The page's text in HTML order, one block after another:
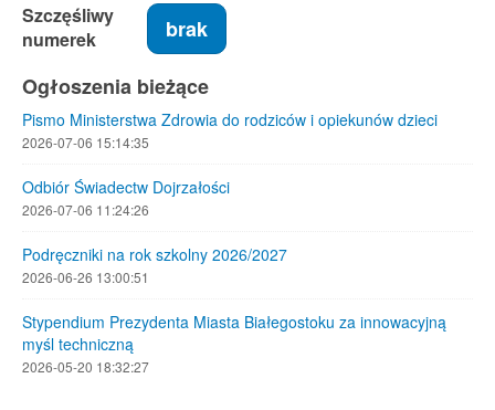
Szczęśliwy
numerek
brak
Ogłoszenia bieżące
Pismo Ministerstwa Zdrowia do rodziców i opiekunów dzieci
2026-07-06 15:14:35
Odbiór Świadectw Dojrzałości
2026-07-06 11:24:26
Podręczniki na rok szkolny 2026/2027
2026-06-26 13:00:51
Stypendium Prezydenta Miasta Białegostoku za innowacyjną
myśl techniczną
2026-05-20 18:32:27